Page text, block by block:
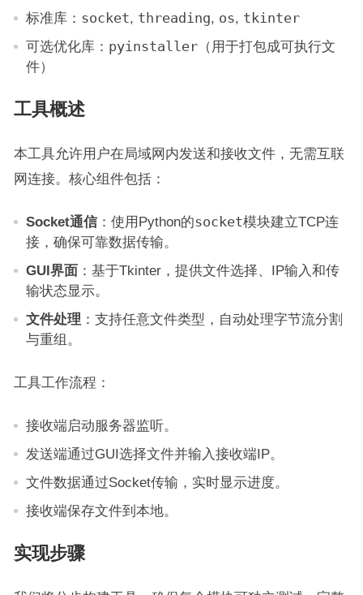
标准库： socket, threading, os, tkinter
可选优化库： pyinstaller（用于打包成可执行文
件）
工具概述
本工具允许用户在局域网内发送和接收文件，无需互联
网连接。核心组件包括：
Socket通信：使用Python的socket模块建立TCP连
接，确保可靠数据传输。
GUI界面：基于Tkinter，提供文件选择、IP输入和传
输状态显示。
文件处理 ：支持任意文件类型，自动处理字节流分割
与重组。
工具工作流程：
接收端启动服务器监听。
发送端通过GUI选择文件并输入接收端IP。
文件数据通过Socket传输，实时显示进度。
接收端保存文件到本地。
实现步骤